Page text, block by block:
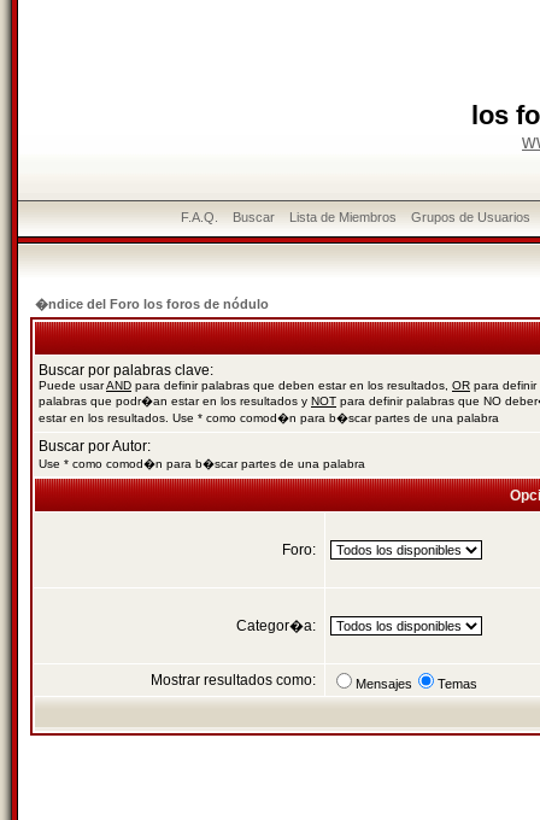
los
F.A.Q. Buscar Lista de Miembros Grupos de Usuarios
�ndice del Foro los foros de nódulo
Buscar por palabras clave:
Puede usarAND para definir palabras que deben estar en los resultados, OR para definir
palabras que podr�an estar en los resultados y NOT para definir palabras que NO
estar en los resultados. Use * como comod�n para b�scar partes de una palabra
Buscar por Autor:
Use * como comod�n para b�scar partes de una palabra
Foro:
Categor�a:
Mostrar resultados como: Mensajes Temas